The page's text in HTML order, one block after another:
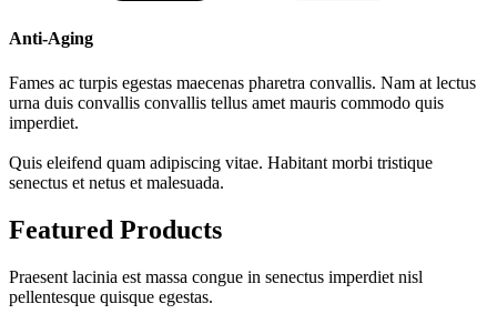
Anti-Aging
Fames ac turpis egestas maecenas pharetra convallis. Nam at lectus
urna duis convallis convallis tellus amet mauris commodo quis
imperdiet.
Quis eleifend quam adipiscing vitae. Habitant morbi tristique
senectus et netus et malesuada.
Featured Products
Praesent lacinia est massa congue in senectus imperdiet nisl
pellentesque quisque egestas.